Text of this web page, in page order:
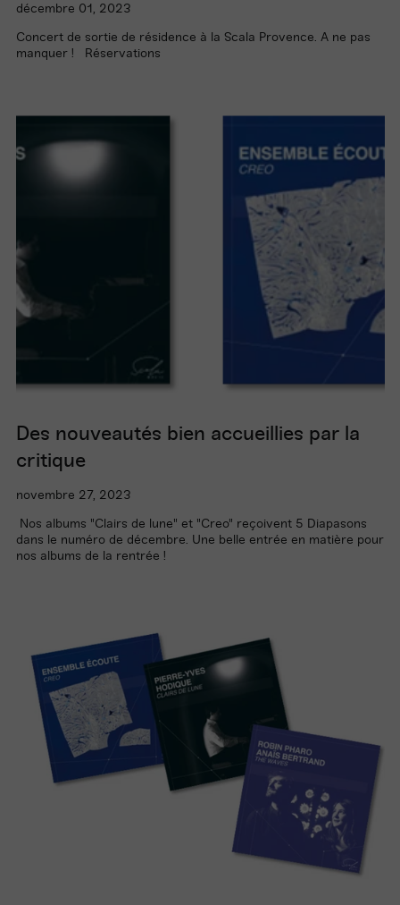
décembre 01, 2023
Concert de sortie de résidence à la Scala Provence. A ne pas
manquer ! Réservations
Des nouveautés bien accueillies par la
critique
novembre 27, 2023
Nos albums "Clairs de lune" et "Creo" reçoivent 5 Diapasons
dans le numéro de décembre. Une belle entrée en matière pour
nos albums de la rentrée !